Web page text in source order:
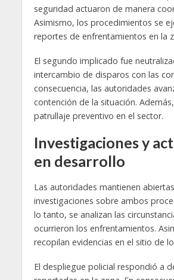
seguridad actuaron de manera
Asimismo, los procedimientos se
reportes de enfrentamientos en la
El segundo implicado fue
intercambio de disparos con las
consecuencia, las autoridades
contención de la situación.
patrullaje preventivo en el sector.
Investigaciones y
en desarrollo
Las autoridades mantienen
investigaciones sobre ambos
lo tanto, se analizan las
ocurrieron los enfrentamientos.
recopilan evidencias en el sitio de
El despliegue policial respondió a